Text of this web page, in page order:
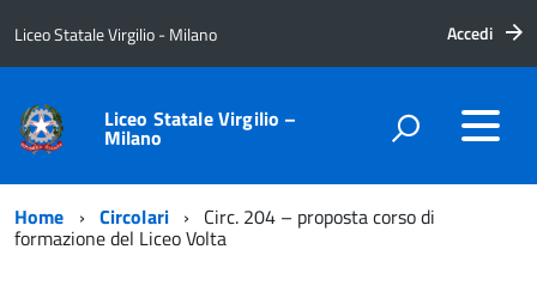
Liceo Statale Virgilio - Milano Accedi
Liceo Statale Virgilio –
Milano
Home Circolari Circ. 204 – proposta corso di
formazione del Liceo Volta